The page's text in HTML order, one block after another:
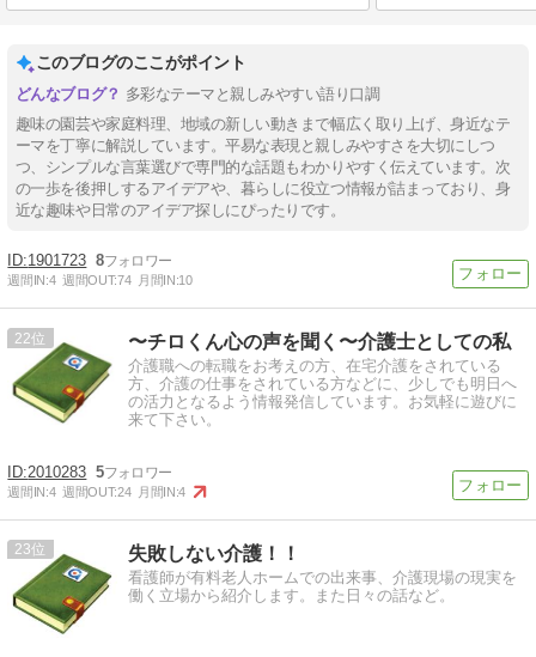
このブログのここがポイント
多彩なテーマと親しみやすい語り口調
趣味の園芸や家庭料理、地域の新しい動きまで幅広く取り上げ、身近なテ
ーマを丁寧に解説しています。平易な表現と親しみやすさを大切にしつ
つ、シンプルな言葉選びで専門的な話題もわかりやすく伝えています。次
の一歩を後押しするアイデアや、暮らしに役立つ情報が詰まっており、身
近な趣味や日常のアイデア探しにぴったりです。
1901723 8
週間IN:4 週間OUT:74 月間IN:10
22 〜チロくん心の声を聞く〜介護士としての私
介護職への転職をお考えの方、在宅介護をされている
方、介護の仕事をされている方などに、少しでも明日へ
の活力となるよう情報発信しています。お気軽に遊びに
来て下さい。
2010283 5
週間IN:4 週間OUT:24 月間IN:4
23 失敗しない介護！！
看護師が有料老人ホームでの出来事、介護現場の現実を
働く立場から紹介します。また日々の話など。